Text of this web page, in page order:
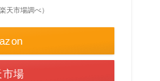
天市場調べ）
市場